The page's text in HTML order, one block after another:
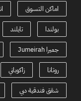
اماكن التسوق
بولندا تايلند
جميرا Jumeirah
روتانا زاكوباني
شقق فندقية دبي